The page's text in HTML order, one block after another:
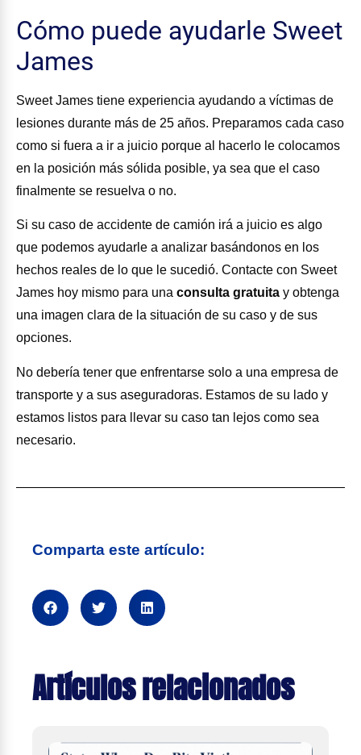
Cómo puede ayudarle Sweet
James
Sweet James tiene experiencia ayudando a víctimas de
lesiones durante más de 25 años. Preparamos cada caso
como si fuera a ir a juicio porque al hacerlo le colocamos
en la posición más sólida posible, ya sea que el caso
finalmente se resuelva o no.
Si su caso de accidente de camión irá a juicio es algo
que podemos ayudarle a analizar basándonos en los
hechos reales de lo que le sucedió. Contacte con Sweet
James hoy mismo para una consulta gratuita y obtenga
una imagen clara de la situación de su caso y de sus
opciones.
No debería tener que enfrentarse solo a una empresa de
transporte y a sus aseguradoras. Estamos de su lado y
estamos listos para llevar su caso tan lejos como sea
necesario.
Comparta este artículo:
Artículos relacionados